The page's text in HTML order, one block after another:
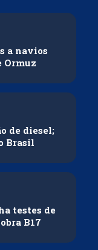
a navios
Ormuz
de diesel;
Brasil
testes de
B17